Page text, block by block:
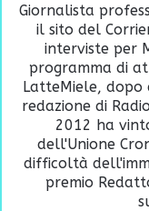
Giornalista
il sito del
interviste per
programma di
LatteMiele,
redazione di
2012 ha
dell'Unione
difficoltà
premio